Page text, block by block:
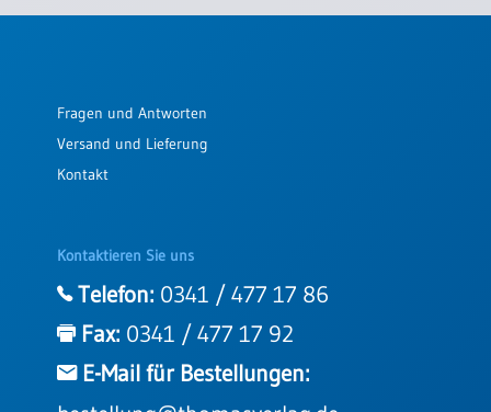
Fragen und Antworten
Versand und Lieferung
Kontakt
Kontaktieren Sie uns
Telefon: 0341 / 477 17 86
Fax: 0341 / 477 17 92
E-Mail für Bestellungen: